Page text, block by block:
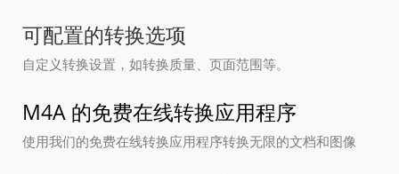
可配置的转换选项
自定义转换设置，如转换质量、页面范围等。
M4A 的免费在线转换应用程序
使用我们的免费在线转换应用程序转换无限的文档和图像